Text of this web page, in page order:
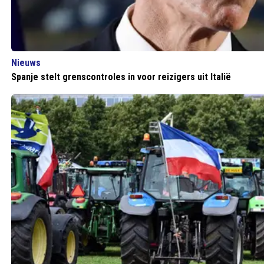
Nieuws
Spanje stelt grenscontroles in voor reizigers uit Italië